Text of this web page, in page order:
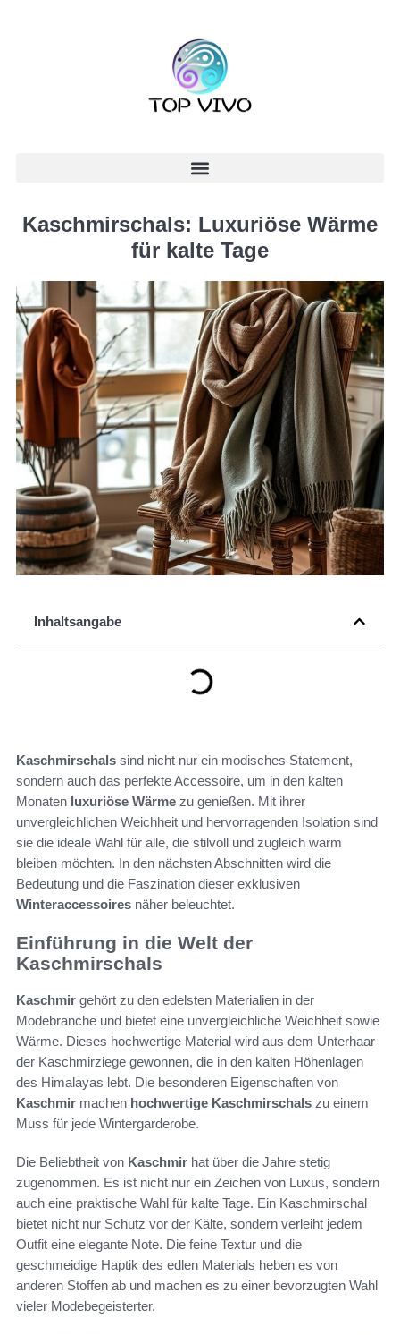
Kaschmirschals: Luxuriöse Wärme
für kalte Tage
Inhaltsangabe
Kaschmirschals sind nicht nur ein modisches Statement,
sondern auch das perfekte Accessoire, um in den kalten
Monaten luxuriöse Wärme zu genießen. Mit ihrer
unvergleichlichen Weichheit und hervorragenden Isolation sind
sie die ideale Wahl für alle, die stilvoll und zugleich warm
bleiben möchten. In den nächsten Abschnitten wird die
Bedeutung und die Faszination dieser exklusiven
Winteraccessoires näher beleuchtet.
Einführung in die Welt der
Kaschmirschals
Kaschmir gehört zu den edelsten Materialien in der
Modebranche und bietet eine unvergleichliche Weichheit sowie
Wärme. Dieses hochwertige Material wird aus dem Unterhaar
der Kaschmirziege gewonnen, die in den kalten Höhenlagen
des Himalayas lebt. Die besonderen Eigenschaften von
Kaschmir machen hochwertige Kaschmirschals zu einem
Muss für jede Wintergarderobe.
Die Beliebtheit von Kaschmir hat über die Jahre stetig
zugenommen. Es ist nicht nur ein Zeichen von Luxus, sondern
auch eine praktische Wahl für kalte Tage. Ein Kaschmirschal
bietet nicht nur Schutz vor der Kälte, sondern verleiht jedem
Outfit eine elegante Note. Die feine Textur und die
geschmeidige Haptik des edlen Materials heben es von
anderen Stoffen ab und machen es zu einer bevorzugten Wahl
vieler Modebegeisterter.